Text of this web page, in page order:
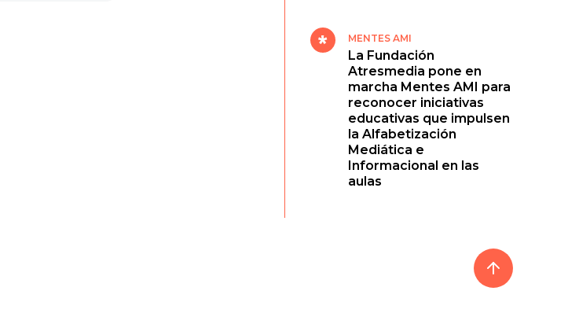
MENTES AMI
La Fundación
Atresmedia pone en
marcha Mentes AMI para
reconocer iniciativas
educativas que impulsen
la Alfabetización
Mediática e
Informacional en las
aulas